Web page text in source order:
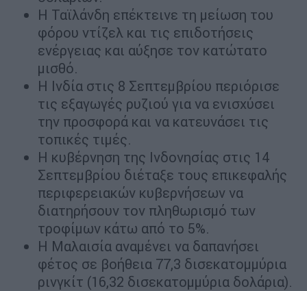
Η Ταϊλάνδη επέκτεινε τη μείωση του
φόρου ντίζελ και τις επιδοτήσεις
ενέργειας και αύξησε τον κατώτατο
μισθό.
Η Ινδία στις 8 Σεπτεμβρίου περιόρισε
τις εξαγωγές ρυζιού για να ενισχύσει
την προσφορά και να κατευνάσει τις
τοπικές τιμές.
Η κυβέρνηση της Ινδονησίας στις 14
Σεπτεμβρίου διέταξε τους επικεφαλής
περιφερειακών κυβερνήσεων να
διατηρήσουν τον πληθωρισμό των
τροφίμων κάτω από το 5%.
Η Μαλαισία αναμένει να δαπανήσει
φέτος σε βοήθεια 77,3 δισεκατομμύρια
ρινγκίτ (16,32 δισεκατομμύρια δολάρια).